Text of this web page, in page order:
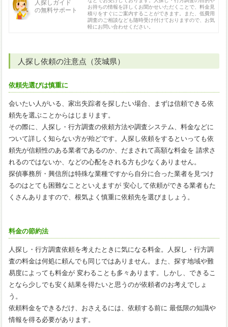
人探しガイド
の無料サポート
お持ちの情報を詳しくお聞かせいただくことで、料金見
積りをすぐにご案内することができます。また、低費用
調査のご相談なども随時受け付けておりますので、お気
軽にお問い合わせください。
人探し依頼の注意点（茨城県）
依頼先選びは慎重に
会いたい人がいる、家出失踪者を探したい場合、まずは信頼できる依
頼先を選ぶことからはじまります。
その際に、人探し・行方調査の依頼方法や調査システム、料金などに
ついて詳しく知らない方が殆どです。人探し依頼をするといっても依
頼先が信頼性のある業者であるのか、だまされて高額な料金を 請求さ
れるのではないか、などの心配をされる方も少なくありません。
探偵事務所・興信所は特殊な業種ですから自分に合った業者を見つけ
るのはとても困難なことといえますが 安心して依頼ができる業者もた
くさんありますので、根気よく慎重に依頼先を選びましょう。
料金の節約法
人探し・行方調査依頼を考えたときに気になる料金。人探し・行方調
査の料金は何処に頼んでも同じではありません。また、探す地域や難
易度によっても料金が 変わることも多々あります。しかし、できるこ
となら少しでも安く結果を得たいと思うのが依頼者のお考えでしょ
う。
依頼料金をできるだけ、おさえるには、依頼する前に 最低限の知識や
情報を得る必要があります。